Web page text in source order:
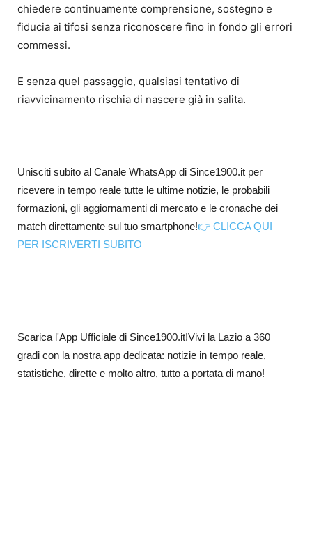
chiedere continuamente comprensione, sostegno e
fiducia ai tifosi senza riconoscere fino in fondo gli errori
commessi.
E senza quel passaggio, qualsiasi tentativo di
riavvicinamento rischia di nascere già in salita.
Unisciti subito al Canale WhatsApp di Since1900.it per
ricevere in tempo reale tutte le ultime notizie, le probabili
formazioni, gli aggiornamenti di mercato e le cronache dei
match direttamente sul tuo smartphone!👉 CLICCA QUI
PER ISCRIVERTI SUBITO
Scarica l'App Ufficiale di Since1900.it!Vivi la Lazio a 360
gradi con la nostra app dedicata: notizie in tempo reale,
statistiche, dirette e molto altro, tutto a portata di mano!